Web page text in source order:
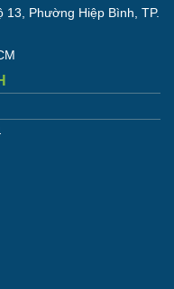
13, Phường Hiệp Bình, TP.